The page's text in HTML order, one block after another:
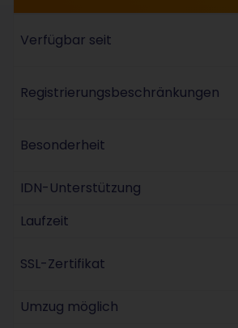
Verfügbar seit
Registrierungsbeschränkungen
Besonderheit
IDN-Unterstützung
Laufzeit
SSL-Zertifikat
Umzug möglich